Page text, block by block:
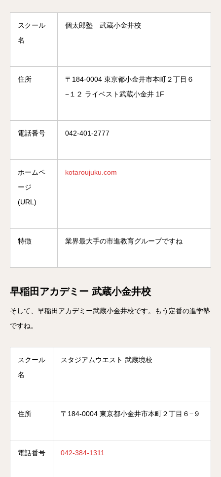
スクール
名
個太郎塾 武蔵小金井校
住所
〒184-0004 東京都小金井市本町２丁目６
−１２ ライベスト武蔵小金井 1F
電話番号 042-401-2777
ホームペ
ージ
(URL)
kotaroujuku.com
特徴 業界最大手の市進教育グループですね
早稲田アカデミー 武蔵小金井校
そして、早稲田アカデミー武蔵小金井校です。もう定番の進学塾
ですね。
スクール
名
スタジアムウエスト 武蔵境校
住所 〒184-0004 東京都小金井市本町２丁目６−９
電話番号 042-384-1311